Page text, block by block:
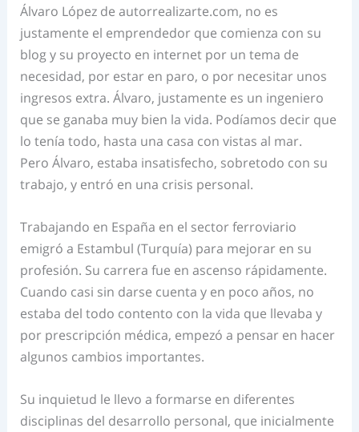
Álvaro López de autorrealizarte.com, no es
justamente el emprendedor que comienza con su
blog y su proyecto en internet por un tema de
necesidad, por estar en paro, o por necesitar unos
ingresos extra. Álvaro, justamente es un ingeniero
que se ganaba muy bien la vida. Podíamos decir que
lo tenía todo, hasta una casa con vistas al mar.
Pero Álvaro, estaba insatisfecho, sobretodo con su
trabajo, y entró en una crisis personal.
Trabajando en España en el sector ferroviario
emigró a Estambul (Turquía) para mejorar en su
profesión. Su carrera fue en ascenso rápidamente.
Cuando casi sin darse cuenta y en poco años, no
estaba del todo contento con la vida que llevaba y
por prescripción médica, empezó a pensar en hacer
algunos cambios importantes.
Su inquietud le llevo a formarse en diferentes
disciplinas del desarrollo personal, que inicialmente